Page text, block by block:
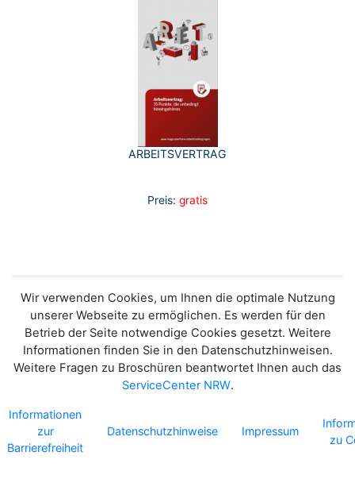
ARBEITSVERTRAG
Preis: gratis
Wir verwenden Cookies, um Ihnen die optimale Nutzung
unserer Webseite zu ermöglichen. Es werden für den
Betrieb der Seite notwendige Cookies gesetzt. Weitere
Informationen finden Sie in den Datenschutzhinweisen.
Weitere Fragen zu Broschüren beantwortet Ihnen auch das
ServiceCenter NRW.
Informationen
zur
Barrierefreiheit
Datenschutzhinweise Impressum
zu